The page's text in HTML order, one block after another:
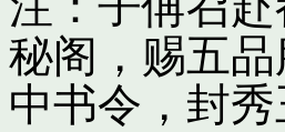
秘阁，赐五
中书令，封